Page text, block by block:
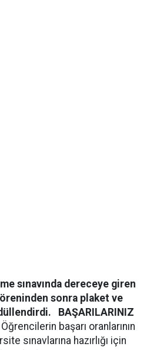
sınavında dereceye giren
sonra plaket ve
BAŞARILARINIZ
Öğrencilerin başarı oranlarının
sınavlarına hazırlığı için